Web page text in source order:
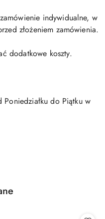
indywidualne, w
złożeniem zamówienia.
dodatkowe koszty.
Poniedziałku do Piątku w